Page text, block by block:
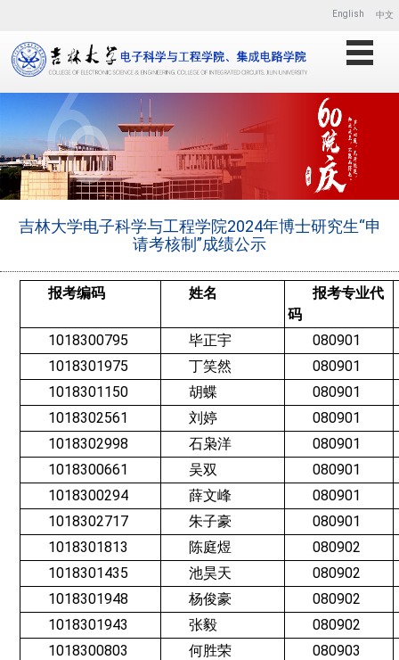
English 中文
吉林大学电子科学与工程学院2024年博士研究生“申
请考核制”成绩公示
报考编码 姓名
报考专业代
码
1018300795
毕正宇
080901
1018301975
丁笑然
080901
1018301150
胡蝶
080901
1018302561
刘婷
080901
1018302998
石枭洋
080901
1018300661
吴双
080901
1018300294
薛文峰
080901
1018302717
朱子豪
080901
1018301813
陈庭煜
080902
1018301435
池昊天
080902
1018301948
杨俊豪
080902
1018301943
张毅
080902
1018300803
何胜荣
080903